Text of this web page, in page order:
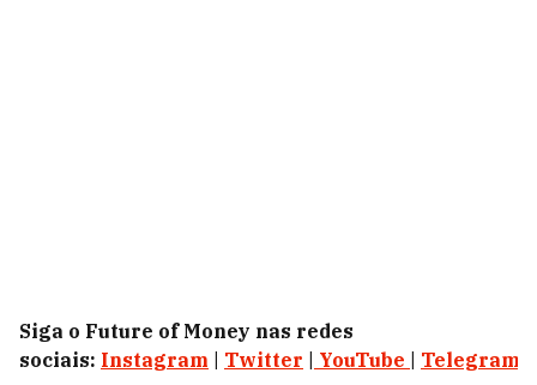
Siga o Future of Money nas redes
sociais: Instagram Twitter YouTube Telegram